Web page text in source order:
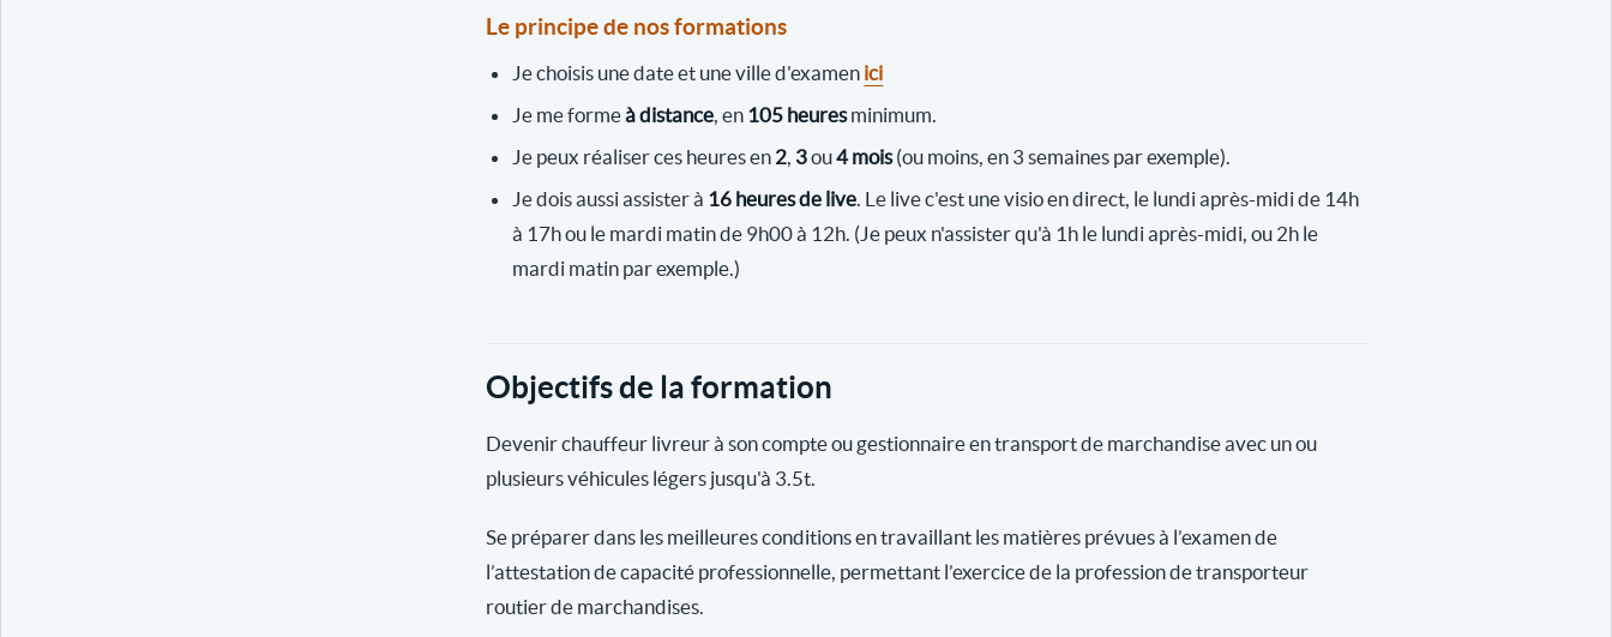
Le principe de nos formations
Je choisis une date et une ville d'examen ici
Je me formeà distance, en 105 heuresminimum.
Je peux réaliser ces heures en 2, 3ou4 mois(ou moins, en 3 semaines par exemple).
Je dois aussi assister à 16 heures de live. Le live c'est une visio en direct, le lundi après-midi de 14h
à 17h ou le mardi matin de 9h00 à 12h. (Je peux n'assister qu'à 1h le lundi après-midi, ou 2h le
mardi matin par exemple.)
Objectifs de la formation
Devenir chauffeur livreur à son compte ou gestionnaire en transport de marchandise avec un ou
plusieurs véhicules légers jusqu'à 3.5t.
Se préparer dans les meilleures conditions en travaillant les matières prévues à l’examen de
l’attestation de capacité professionnelle, permettant l’exercice de la profession de transporteur
routier de marchandises.